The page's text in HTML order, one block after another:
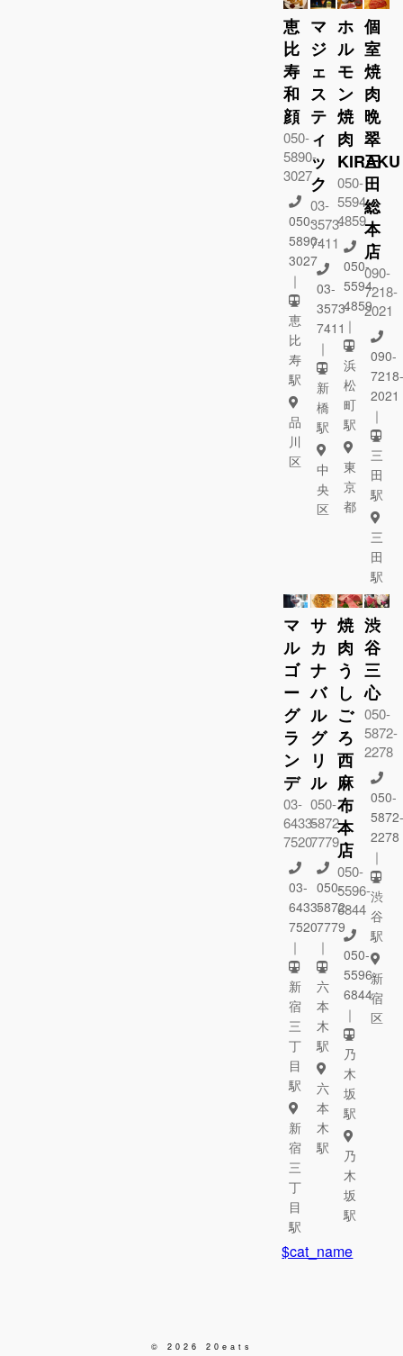
恵
比
寿
和
顔
050-
5890-
3027
050-
5890-
3027
｜
恵
比
寿
駅
品
川
区
マ
ジ
ェ
ス
テ
ィ
ッ
ク
03-
3573-
7411
03-
3573-
7411
｜
新
橋
駅
中
央
区
ホ
ル
モ
ン
焼
肉
KIRAKU
050-
5594-
4859
050-
5594-
4859
｜
浜
松
町
駅
東
京
都
個
室
焼
肉
晩
翠
三
田
総
本
店
090-
7218-
2021
090-
2021
｜
三
田
駅
三
田
駅
マ
ル
ゴ
ー
グ
ラ
ン
デ
03-
6433-
7520
03-
6433-
7520
｜
新
宿
三
丁
目
駅
新
宿
三
丁
目
駅
サ
カ
ナ
バ
ル
グ
リ
ル
050-
5872-
7779
050-
5872-
7779
｜
六
本
木
駅
六
本
木
駅
焼
肉
う
し
ご
ろ
西
麻
布
本
店
050-
5596-
6844
050-
5596-
6844
｜
乃
木
坂
駅
乃
木
坂
駅
渋
谷
三
心
050-
5872-
2278
050-
2278
｜
渋
谷
駅
新
宿
区
$cat_name
© 2026 20eats